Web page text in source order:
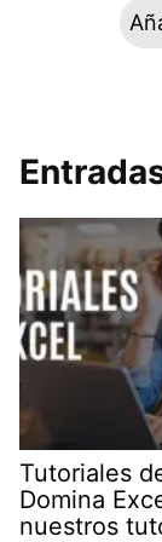
Tutoriales
Domina
nuestros